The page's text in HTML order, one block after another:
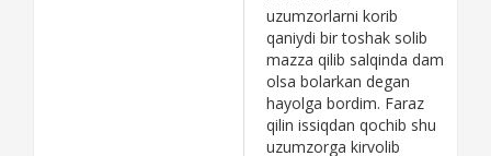
uzumzorlarni korib
qaniydi bir toshak solib
mazza qilib salqinda dam
olsa bolarkan degan
hayolga bordim. Faraz
qilin issiqdan qochib shu
uzumzorga kirvolib